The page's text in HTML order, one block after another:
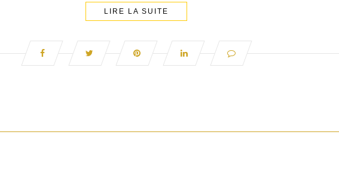
LIRE LA SUITE